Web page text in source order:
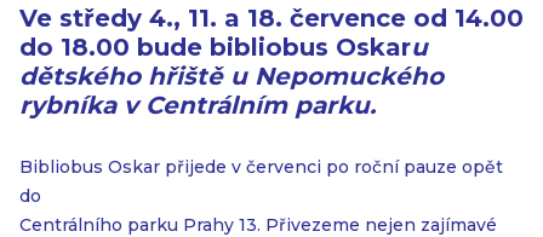
Ve středy 4., 11. a 18. července od 14.00
do 18.00 bude bibliobus Oskaru
dětského hřiště u Nepomuckého
rybníka v Centrálním parku.
Bibliobus Oskar přijede v červenci po roční pauze opět
do
Centrálního parku Prahy 13. Přivezeme nejen zajímavé